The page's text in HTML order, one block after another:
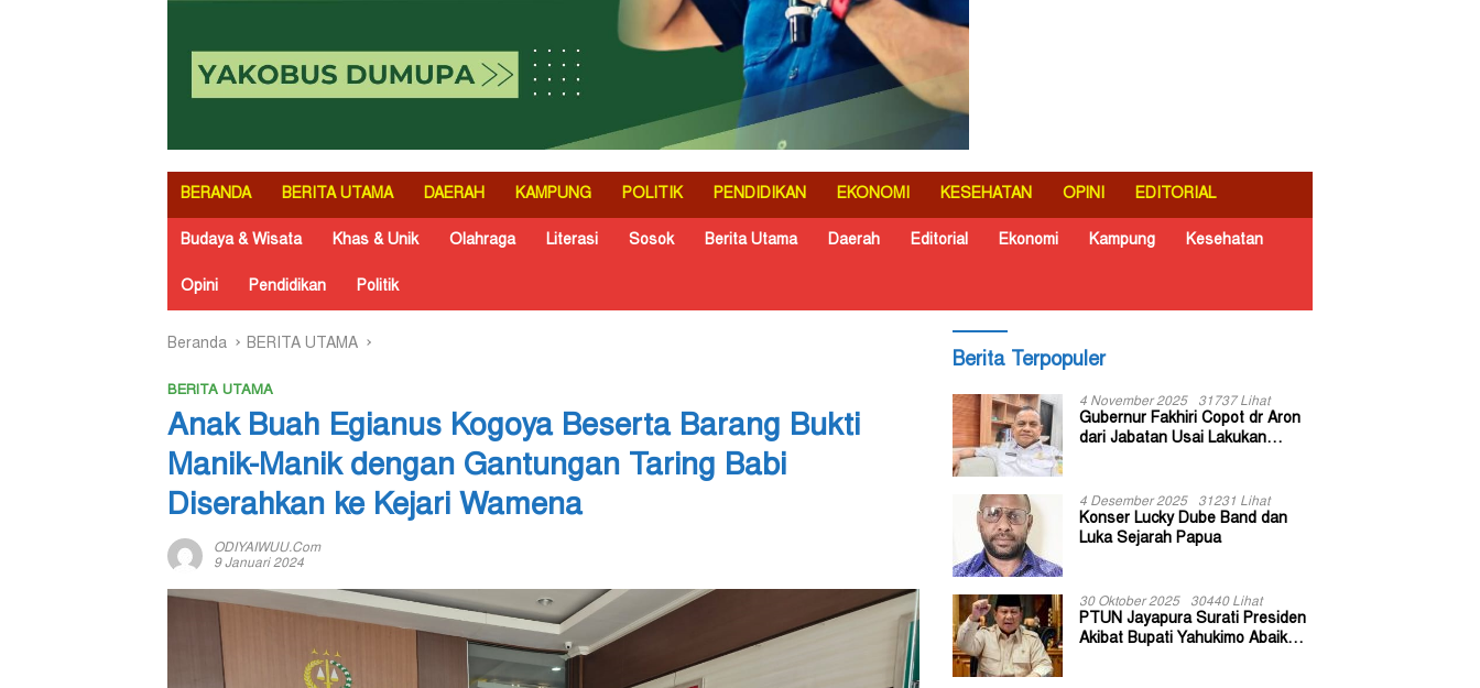
BERANDA BERITA UTAMA DAERAH KAMPUNG POLITIK PENDIDIKAN EKONOMI KESEHATAN OPINI EDITORIAL
Budaya & Wisata Khas & Unik Olahraga Literasi Sosok Berita Utama Daerah Editorial Ekonomi Kampung Kesehatan
Opini Pendidikan Politik
Beranda BERITA UTAMA
BERITA UTAMA
Anak Buah Egianus Kogoya Beserta Barang Bukti
Manik-Manik dengan Gantungan Taring Babi
Diserahkan ke Kejari Wamena
ODIYAIWUU.com
9 Januari 2024
Berita Terpopuler
4 November 2025 31737 Lihat
Gubernur Fakhiri Copot dr Aron
dari Jabatan Usai Lakukan
4 Desember 2025 31231 Lihat
Konser Lucky Dube Band dan
Luka Sejarah Papua
30 Oktober 2025 30440 Lihat
PTUN Jayapura Surati Presiden
Akibat Bupati Yahukimo Abaikan